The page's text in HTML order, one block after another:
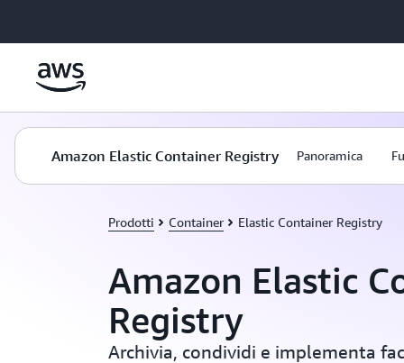
Amazon Elastic Container Registry Panoramica
Prodotti Container Elastic Container Registry
Amazon Elastic
Registry
Archivia, condividi e implementa